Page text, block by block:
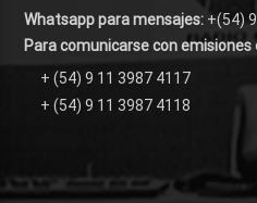
Whatsapp para mensajes: +(54)
Para comunicarse con emisiones
+ (54) 9 11 3987 4117
+ (54) 9 11 3987 4118